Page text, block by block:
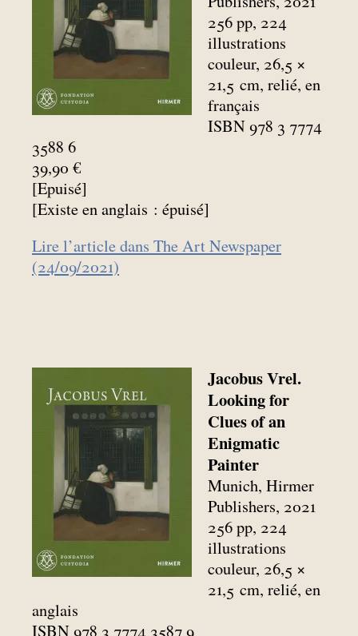
256 pp, 224
illustrations
couleur, 26,5 ×
21,5 cm, relié, en
français
ISBN 978 3 7774
3588 6
39,90 €
[Epuisé]
[Existe en anglais : épuisé]
Lire l’article dans The Art Newspaper
(24/09/2021)
Jacobus Vrel.
Looking for
Clues of an
Enigmatic
Painter
Munich, Hirmer
Publishers, 2021
256 pp, 224
illustrations
couleur, 26,5 ×
21,5 cm, relié, en
anglais
ISBN 978 3 7774 3587 9